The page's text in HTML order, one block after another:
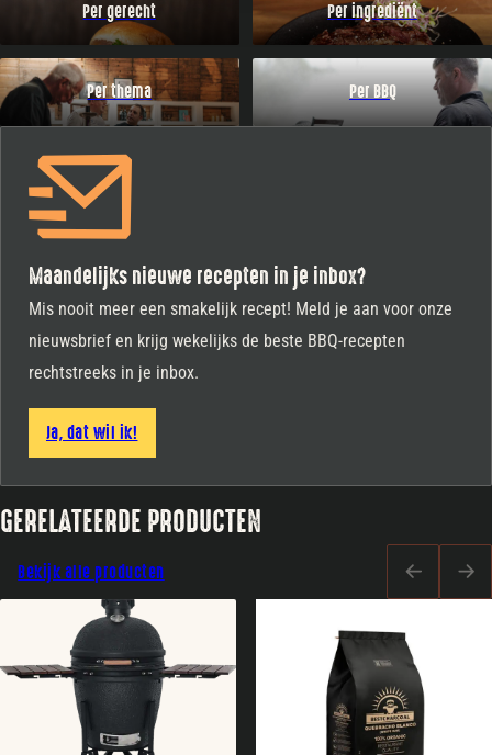
Per gerecht Per ingrediënt
Per thema Per BBQ
Maandelijks nieuwe recepten in je inbox?
Mis nooit meer een smakelijk recept! Meld je aan voor onze
nieuwsbrief en krijg wekelijks de beste BBQ-recepten
rechtstreeks in je inbox.
Ja, dat wil ik!
GERELATEERDE PRODUCTEN
Bekijk alle producten